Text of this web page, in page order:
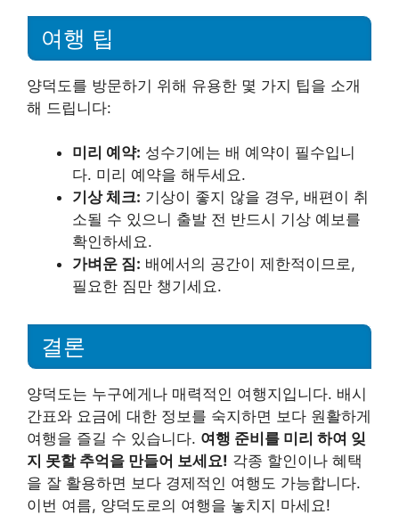
여행 팁
양덕도를 방문하기 위해 유용한 몇 가지 팁을 소개
해 드립니다:
미리 예약: 성수기에는 배 예약이 필수입니
다. 미리 예약을 해두세요.
기상 체크: 기상이 좋지 않을 경우, 배편이 취
소될 수 있으니 출발 전 반드시 기상 예보를
확인하세요.
가벼운 짐: 배에서의 공간이 제한적이므로,
필요한 짐만 챙기세요.
결론
양덕도는 누구에게나 매력적인 여행지입니다. 배시
간표와 요금에 대한 정보를 숙지하면 보다 원활하게
여행을 즐길 수 있습니다. 여행 준비를 미리 하여 잊
지 못할 추억을 만들어 보세요! 각종 할인이나 혜택
을 잘 활용하면 보다 경제적인 여행도 가능합니다.
이번 여름, 양덕도로의 여행을 놓치지 마세요!